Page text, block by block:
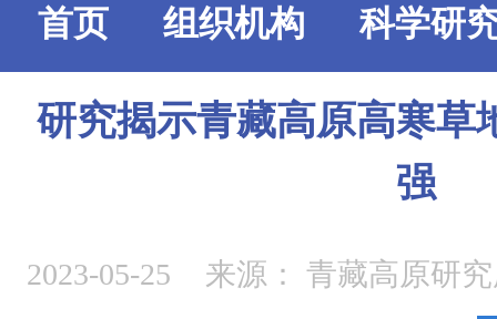
首页 组织机构 科学研
研究揭示青藏高原高寒草
强
2023-05-25 来源： 青藏高原研